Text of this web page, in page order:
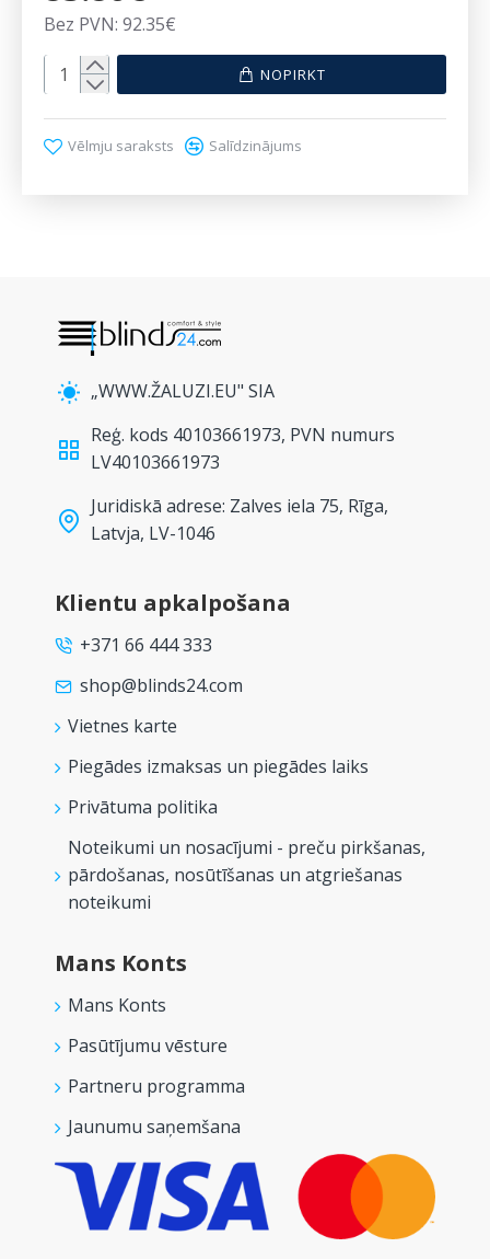
Bez PVN: 92.35€
NOPIRKT
Vēlmju saraksts Salīdzinājums
„WWW.ŽALUZI.EU" SIA
Reģ. kods 40103661973, PVN numurs
LV40103661973
Juridiskā adrese: Zalves iela 75, Rīga,
Latvja, LV-1046
Klientu apkalpošana
+371 66 444 333
shop@blinds24.com
Vietnes karte
Piegādes izmaksas un piegādes laiks
Privātuma politika
Noteikumi un nosacījumi - preču pirkšanas,
pārdošanas, nosūtīšanas un atgriešanas
noteikumi
Mans Konts
Mans Konts
Pasūtījumu vēsture
Partneru programma
Jaunumu saņemšana